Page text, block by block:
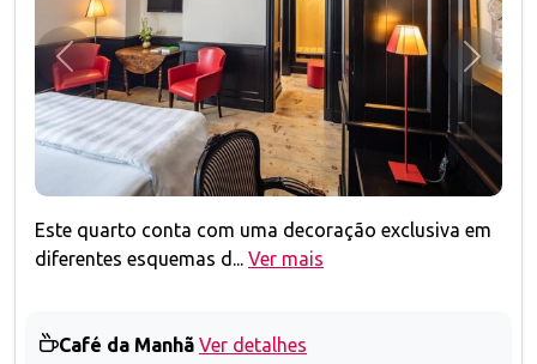
Anterior
Este quarto conta com uma decoração exclusiva em
diferentes esquemas d... Ver mais
Café da Manhã Ver detalhes